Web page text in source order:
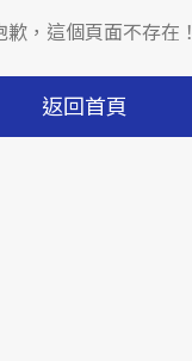
歉，這個頁面不存在！
返回首頁